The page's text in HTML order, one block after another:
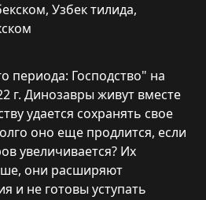
, Узбек тилида,
Господство" на
г. Динозавры живут вместе
удается сохранять свое
оно еще продлится, если
увеличивается? Их
они расширяют
и не готовы уступать